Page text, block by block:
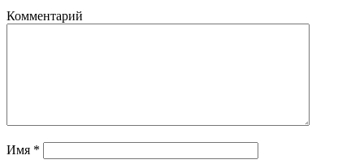
Комментарий
Имя *